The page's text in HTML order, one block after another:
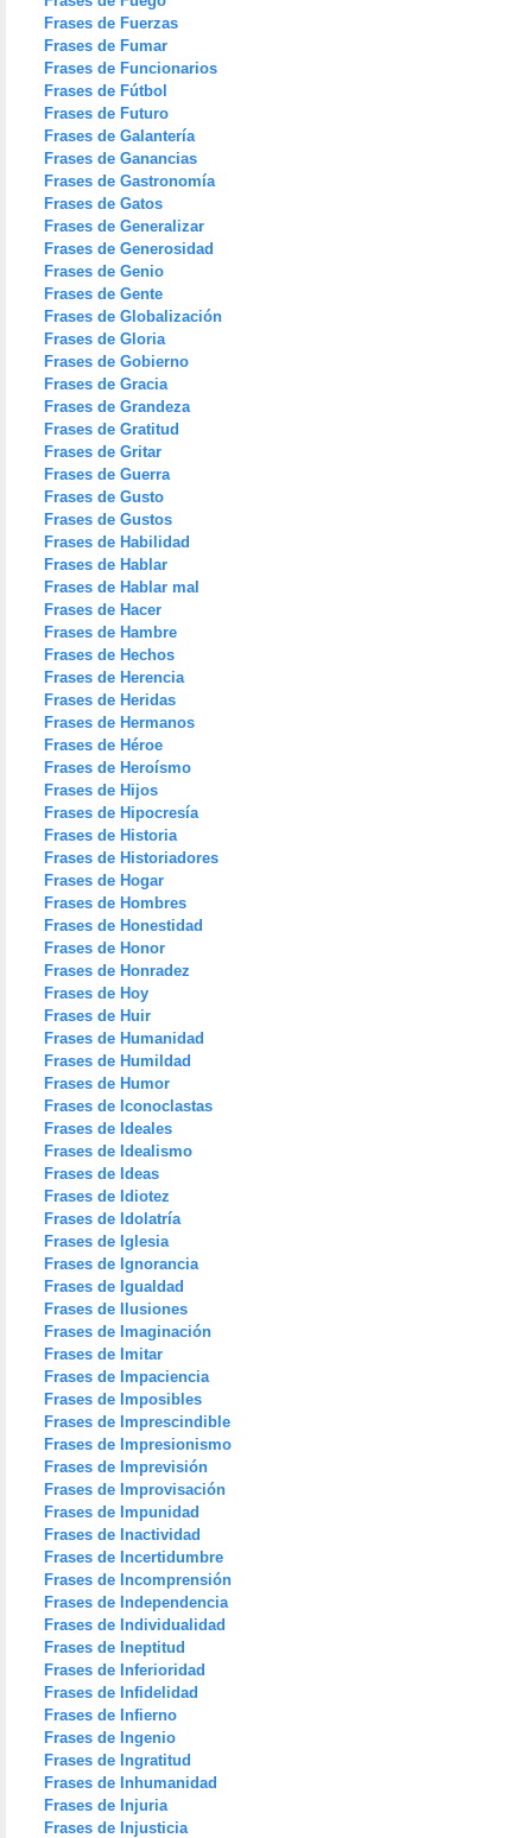
Frases de Fuerzas
Frases de Fumar
Frases de Funcionarios
Frases de Fútbol
Frases de Futuro
Frases de Galantería
Frases de Ganancias
Frases de Gastronomía
Frases de Gatos
Frases de Generalizar
Frases de Generosidad
Frases de Genio
Frases de Gente
Frases de Globalización
Frases de Gloria
Frases de Gobierno
Frases de Gracia
Frases de Grandeza
Frases de Gratitud
Frases de Gritar
Frases de Guerra
Frases de Gusto
Frases de Gustos
Frases de Habilidad
Frases de Hablar
Frases de Hablar mal
Frases de Hacer
Frases de Hambre
Frases de Hechos
Frases de Herencia
Frases de Heridas
Frases de Hermanos
Frases de Héroe
Frases de Heroísmo
Frases de Hijos
Frases de Hipocresía
Frases de Historia
Frases de Historiadores
Frases de Hogar
Frases de Hombres
Frases de Honestidad
Frases de Honor
Frases de Honradez
Frases de Hoy
Frases de Huir
Frases de Humanidad
Frases de Humildad
Frases de Humor
Frases de Iconoclastas
Frases de Ideales
Frases de Idealismo
Frases de Ideas
Frases de Idiotez
Frases de Idolatría
Frases de Iglesia
Frases de Ignorancia
Frases de Igualdad
Frases de Ilusiones
Frases de Imaginación
Frases de Imitar
Frases de Impaciencia
Frases de Imposibles
Frases de Imprescindible
Frases de Impresionismo
Frases de Imprevisión
Frases de Improvisación
Frases de Impunidad
Frases de Inactividad
Frases de Incertidumbre
Frases de Incomprensión
Frases de Independencia
Frases de Individualidad
Frases de Ineptitud
Frases de Inferioridad
Frases de Infidelidad
Frases de Infierno
Frases de Ingenio
Frases de Ingratitud
Frases de Inhumanidad
Frases de Injuria
Frases de Injusticia